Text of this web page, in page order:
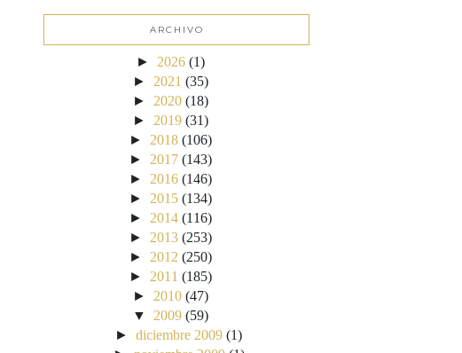
ARCHIVO
► 2026 (1)
► 2021 (35)
► 2020 (18)
► 2019 (31)
► 2018 (106)
► 2017 (143)
► 2016 (146)
► 2015 (134)
► 2014 (116)
► 2013 (253)
► 2012 (250)
► 2011 (185)
► 2010 (47)
▼ 2009 (59)
►diciembre 2009 (1)